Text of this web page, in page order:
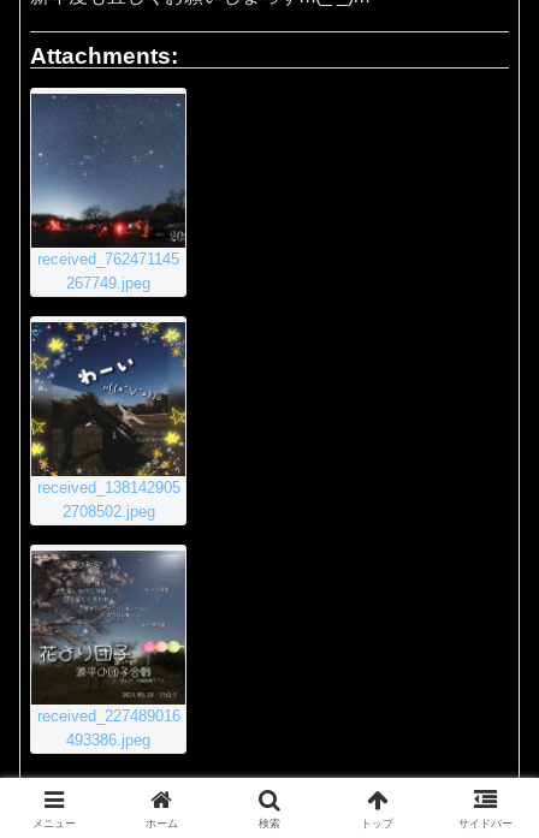
Attachments:
received_762471145
267749.jpeg
received_138142905
2708502.jpeg
received_227489016
493386.jpeg
2020年11月23日 8:55 PM #4011
メニュー ホーム 検索 トップ サイドバー